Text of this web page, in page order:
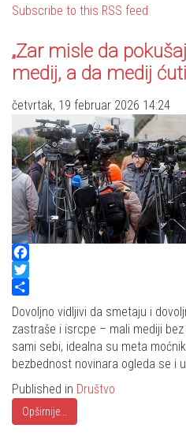
Subscribe to this RSS feed
„Zar misle da
medij, a da medij
četvrtak, 19 februar 2026 14:24
Facebook
Twitter
Share
Dovoljno vidljivi da smetaju i
zastraše i isrcpe – mali mediji
sami sebi, idealna su meta
bezbednost novinara ogleda se i
Published in Društvo
Opširnije...